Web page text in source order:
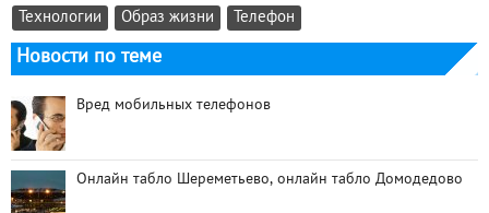
Технологии Образ жизни Телефон
Новости по теме
Вред мобильных телефонов
Онлайн табло Шереметьево, онлайн табло Домодедово